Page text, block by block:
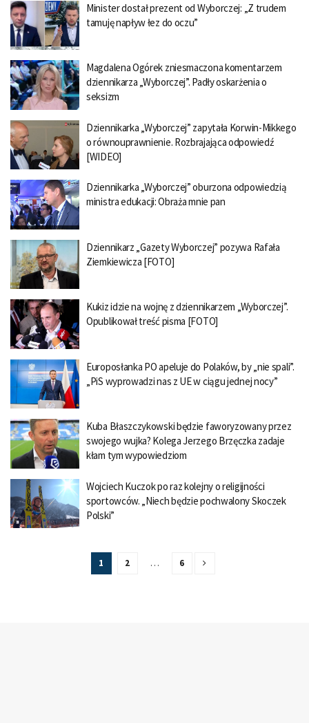
Minister dostał prezent od Wyborczej: „Z trudem
tamuję napływ łez do oczu”
Magdalena Ogórek zniesmaczona komentarzem
dziennikarza „Wyborczej”. Padły oskarżenia o
seksizm
Dziennikarka „Wyborczej” zapytała Korwin-Mikkego
o równouprawnienie. Rozbrajająca odpowiedź
[WIDEO]
Dziennikarka „Wyborczej” oburzona odpowiedzią
ministra edukacji: Obraża mnie pan
Dziennikarz „Gazety Wyborczej” pozywa Rafała
Ziemkiewicza [FOTO]
Kukiz idzie na wojnę z dziennikarzem „Wyborczej”.
Opublikował treść pisma [FOTO]
Europosłanka PO apeluje do Polaków, by „nie spali”.
„PiS wyprowadzi nas z UE w ciągu jednej nocy”
Kuba Błaszczykowski będzie faworyzowany przez
swojego wujka? Kolega Jerzego Brzęczka zadaje
kłam tym wypowiedziom
Wojciech Kuczok po raz kolejny o religijności
sportowców. „Niech będzie pochwalony Skoczek
Polski”
1 2 … 6